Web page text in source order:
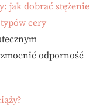
jak dobrać stężenie
cery
odporność